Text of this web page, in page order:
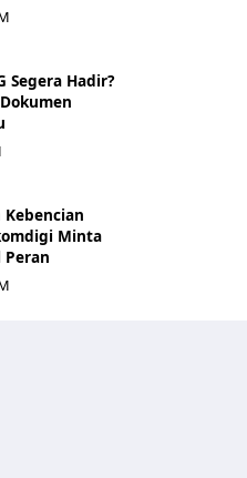
Segera Hadir?
Kebencian
Minta